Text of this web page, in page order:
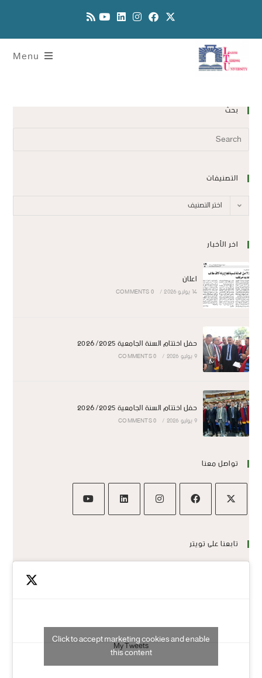
Menu
بحث
التصنيفات
اختر التصنيف
اخر الأخبار
اعلان
14 يوليو 2026 /
0 COMMENTS
حفل اختتام السنة الجامعية 2026/2025
9 يوليو 2026 /
0 COMMENTS
حفل اختتام السنة الجامعية 2026/2025
9 يوليو 2026 /
0 COMMENTS
تواصل معنا
تابعنا على تويتر
My Tweets
Click to accept marketing cookies and enable
this content